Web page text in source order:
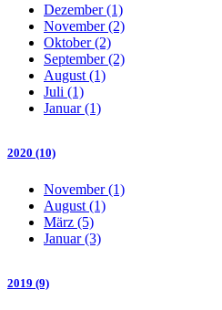
Dezember (1)
November (2)
Oktober (2)
September (2)
August (1)
Juli (1)
Januar (1)
2020 (10)
November (1)
August (1)
März (5)
Januar (3)
2019 (9)